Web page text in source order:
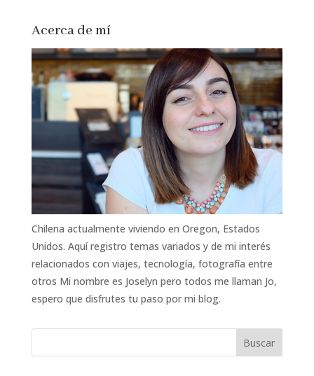
Acerca de mí
Chilena actualmente viviendo en Oregon, Estados
Unidos. Aquí registro temas variados y de mi interés
relacionados con viajes, tecnología, fotografía entre
otros Mi nombre es Joselyn pero todos me llaman Jo,
espero que disfrutes tu paso por mi blog.